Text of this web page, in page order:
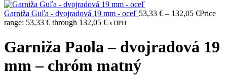
Garniža Guľa - dvojradová 19 mm - oceľ 53,33 € – 132,05 €Price
range: 53,33 € through 132,05 € s DPH
Garniža Paola – dvojradová 19
mm – chróm matný